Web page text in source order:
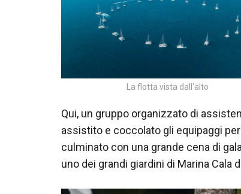
La flotta vista dall'alto
Qui, un gruppo organizzato di
assistito e coccolato gli equipaggi
culminato con una grande cena di
uno dei grandi giardini di Marina Cala